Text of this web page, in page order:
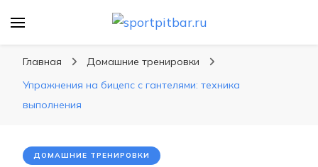
спортивных упражнения, правильные
диеты, программы тренировок
Главная
Домашние тренировки
Упражнения на бицепс с гантелями: техника
выполнения
ДОМАШНИЕ ТРЕНИРОВКИ